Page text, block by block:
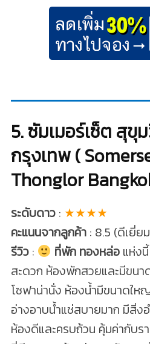
5. ซัมเมอร์เซ็ต สุ
กรุงเทพ (
Thonglor
ระดับดาว: ★★★★
คะแนนจากลูกค้า: 8.5 (ดีเยี่ย
รีวิว: ที่พัก ทองหล่อแห่งนี้
สะดวก ห้องพักสวยและมีขน
โซฟาน่านั่ง ห้องน้ำมีขนาดให
อ่างอาบน้ำแช่สบายมาก มีสิ่ง
ห้องดีและครบถ้วน คุ้มค่ากับร